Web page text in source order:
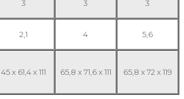
3 3 3
2,1 4 5,6
45 x 61,4 x 111 65,8 x 71,6 x 111 65,8 x 72 x 119